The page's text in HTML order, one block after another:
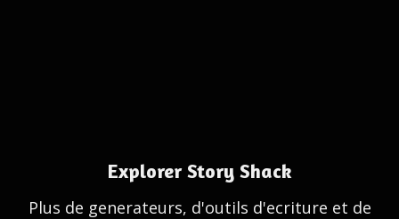
Explorer Story Shack
Plus de generateurs, d'outils d'ecriture et de